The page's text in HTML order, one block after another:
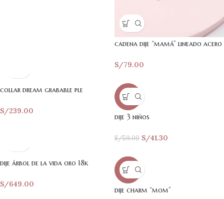
cadena dije “mamá” lineado acero
S/79.00
collar dream grabable ple
S/239.00
-30%
dije 3 niños
S/59.00 S/41.30
dije árbol de la vida oro 18k
S/649.00
-31%
dije charm “mom”